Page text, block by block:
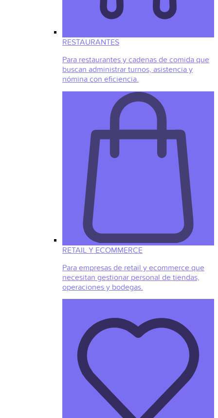
RESTAURANTES
Para restaurantes y cadenas de comida que
buscan administrar turnos, asistencia y
nómina con eficiencia.
RETAIL Y ECOMMERCE
Para empresas de retail y ecommerce que
necesitan gestionar personal de tiendas,
operaciones y bodegas.